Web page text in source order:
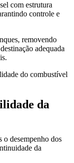
com estrutura
controle e
removendo
adequada
do combustível
da
o desempenho dos
da